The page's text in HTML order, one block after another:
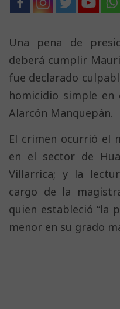
Una pena de
deberá cumplir
fue declarado
homicidio simple en
Alarcón Manquepán.
El crimen ocurrió el
en el sector de
Villarrica; y la
cargo de la
quien estableció “la
menor en su grado